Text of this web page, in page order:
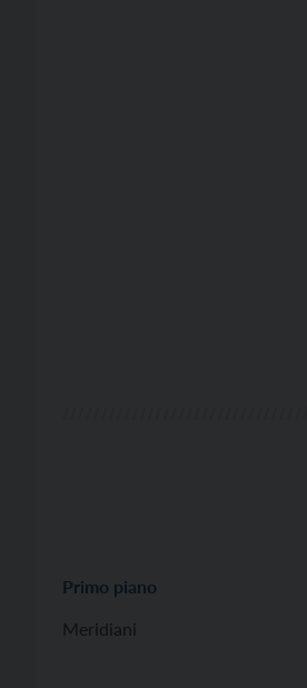
Primo piano
Meridiani